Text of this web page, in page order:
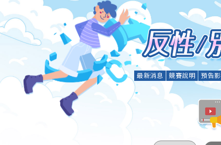
最新消息 競賽說明 預告